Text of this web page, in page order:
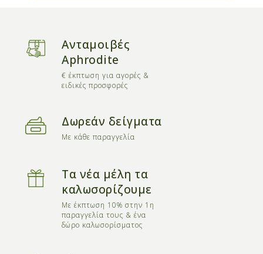
Ανταμοιβές
Aphrodite
€ έκπτωση για αγορές &
ειδικές προσφορές
Δωρεάν δείγματα
Με κάθε παραγγελία
Τα νέα μέλη τα
καλωσορίζουμε
Με έκπτωση 10% στην 1η
παραγγελία τους & ένα
δώρο καλωσορίσματος